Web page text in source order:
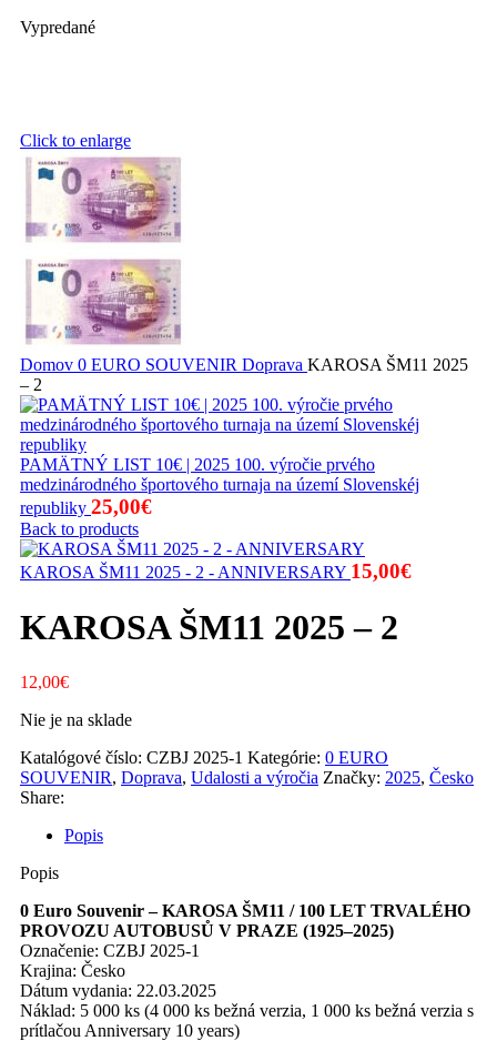
Vypredané
Click to enlarge
Domov 0 EURO SOUVENIR Doprava KAROSA ŠM11 2025
– 2
PAMÄTNÝ LIST 10€ | 2025 100. výročie prvého
medzinárodného športového turnaja na území Slovenskéj
republiky 25,00€
Back to products
KAROSA ŠM11 2025 - 2 - ANNIVERSARY 15,00€
KAROSA ŠM11 2025 – 2
12,00€
Nie je na sklade
Katalógové číslo: CZBJ 2025-1 Kategórie: 0 EURO
SOUVENIR, Doprava, Udalosti a výročia Značky: 2025, Česko
Share:
Popis
Popis
0 Euro Souvenir – KAROSA ŠM11 / 100 LET TRVALÉHO
PROVOZU AUTOBUSŮ V PRAZE (1925–2025)
Označenie: CZBJ 2025-1
Krajina: Česko
Dátum vydania: 22.03.2025
Náklad: 5 000 ks (4 000 ks bežná verzia, 1 000 ks bežná verzia s
prítlačou Anniversary 10 years)